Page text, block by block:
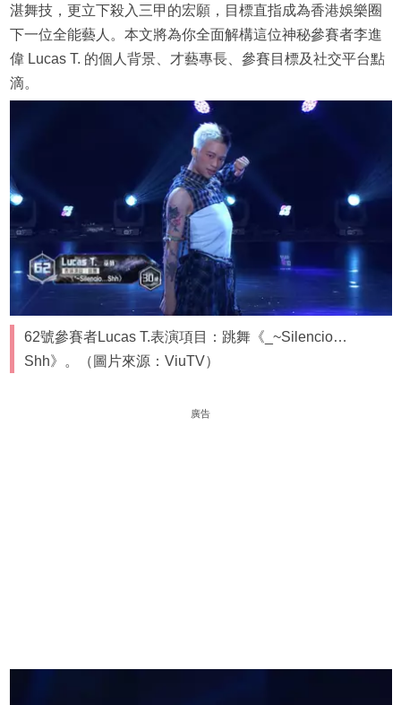
湛舞技，更立下殺入三甲的宏願，目標直指成為香港娛樂圈
下一位全能藝人。本文將為你全面解構這位神秘參賽者李進
偉 Lucas T. 的個人背景、才藝專長、參賽目標及社交平台點
滴。
62號參賽者Lucas T.表演項目：跳舞《_~Silencio…
Shh》。（圖片來源：ViuTV）
廣告